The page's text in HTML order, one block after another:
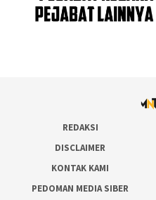
REDAKSI
DISCLAIMER
KONTAK KAMI
PEDOMAN MEDIA SIBER